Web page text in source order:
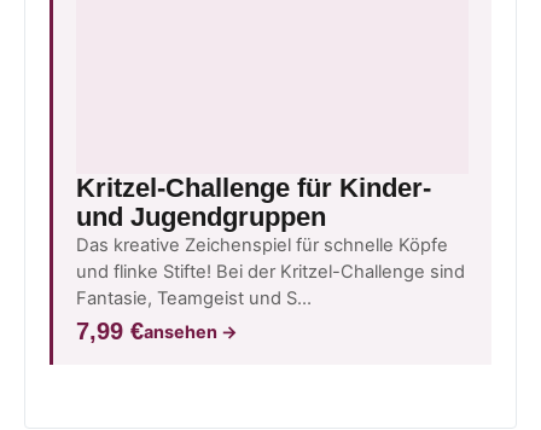
Kritzel-Challenge für Kinder-
und Jugendgruppen
Das kreative Zeichenspiel für schnelle Köpfe
und flinke Stifte! Bei der Kritzel-Challenge sind
Fantasie, Teamgeist und S…
7,99 €ansehen →